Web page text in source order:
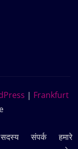
| Frankfurt
सदस्‍य संपर्क
हमारे